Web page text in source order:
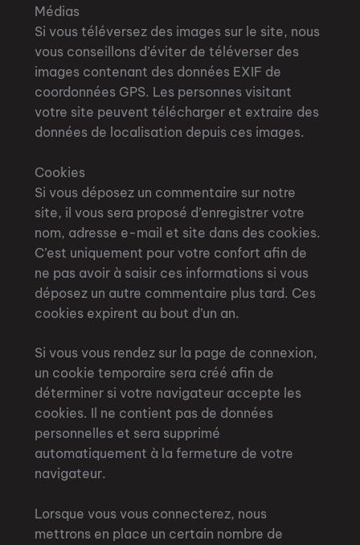
Médias
Si vous téléversez des images sur le site, nous
vous conseillons d’éviter de téléverser des
images contenant des données EXIF de
coordonnées GPS. Les personnes visitant
votre site peuvent télécharger et extraire des
données de localisation depuis ces images.
Cookies
Si vous déposez un commentaire sur notre
site, il vous sera proposé d’enregistrer votre
nom, adresse e-mail et site dans des cookies.
C’est uniquement pour votre confort afin de
ne pas avoir à saisir ces informations si vous
déposez un autre commentaire plus tard. Ces
cookies expirent au bout d’un an.
Si vous vous rendez sur la page de connexion,
un cookie temporaire sera créé afin de
déterminer si votre navigateur accepte les
cookies. Il ne contient pas de données
personnelles et sera supprimé
automatiquement à la fermeture de votre
navigateur.
Lorsque vous vous connecterez, nous
mettrons en place un certain nombre de